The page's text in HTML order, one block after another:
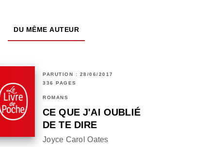
DU MÊME AUTEUR
PARUTION : 28/06/2017
336 PAGES
ROMANS
CE QUE J'AI OUBLIÉ
DE TE DIRE
Joyce Carol Oates